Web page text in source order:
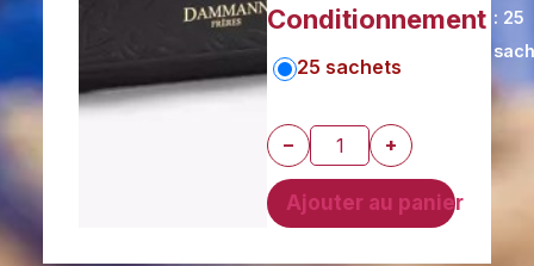
Conditionnement : 25
25 sachets
− +
Ajouter au panier